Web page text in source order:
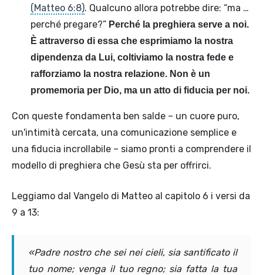
(Matteo 6:8). Qualcuno allora potrebbe dire: “ma …
perché pregare?” Perché la preghiera serve a noi.
È attraverso di essa che esprimiamo la nostra
dipendenza da Lui, coltiviamo la nostra fede e
rafforziamo la nostra relazione. Non è un
promemoria per Dio, ma un atto di fiducia per noi.
Con queste fondamenta ben salde – un cuore puro,
un'intimità cercata, una comunicazione semplice e
una fiducia incrollabile – siamo pronti a comprendere il
modello di preghiera che Gesù sta per offrirci.
Leggiamo dal Vangelo di Matteo al capitolo 6 i versi da
9 a 13:
«Padre nostro che sei nei cieli, sia santificato il
tuo nome; venga il tuo regno; sia fatta la tua